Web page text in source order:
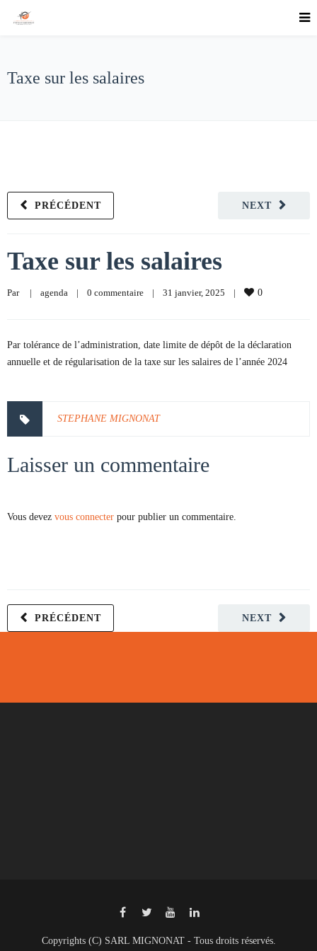
Taxe sur les salaires
NEXT
PRÉCÉDENT
Taxe sur les salaires
Par | agenda | 0 commentaire | 31 janvier, 2025 | 0
Par tolérance de l’administration, date limite de dépôt de la déclaration
annuelle et de régularisation de la taxe sur les salaires de l’année 2024
STEPHANE MIGNONAT
Laisser un commentaire
Vous devez vous connecter pour publier un commentaire.
NEXT
PRÉCÉDENT
Copyrights (C) SARL MIGNONAT - Tous droits réservés.